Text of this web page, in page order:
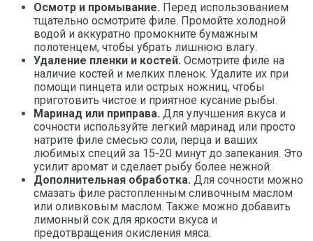
Осмотр и промывание. Перед использованием
тщательно осмотрите филе. Промойте холодной
водой и аккуратно промокните бумажным
полотенцем, чтобы убрать лишнюю влагу.
Удаление пленки и костей. Осмотрите филе на
наличие костей и мелких пленок. Удалите их при
помощи пинцета или острых ножниц, чтобы
приготовить чистое и приятное кусание рыбы.
Маринад или приправа. Для улучшения вкуса и
сочности используйте легкий маринад или просто
натрите филе смесью соли, перца и ваших
любимых специй за 15-20 минут до запекания. Это
усилит аромат и сделает рыбу более нежной.
Дополнительная обработка. Для сочности можно
смазать филе растопленным сливочным маслом
или оливковым маслом. Также можно добавить
лимонный сок для яркости вкуса и
предотвращения окисления мяса.